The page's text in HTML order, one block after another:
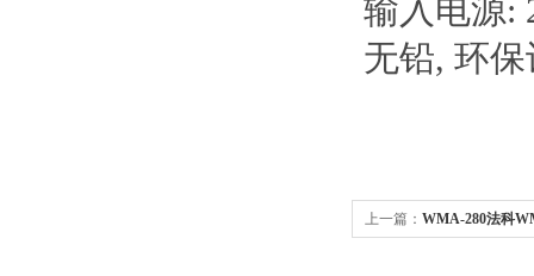
输入电源:
无铅, 环
上一篇： WMA-280法科